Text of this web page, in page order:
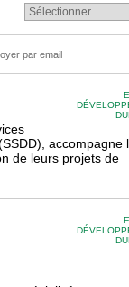
par email
accompagne
de leurs projets de